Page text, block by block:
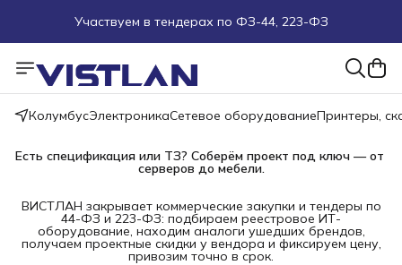
Участвуем в тендерах по ФЗ-44, 223-ФЗ
Пуско-наладочные работы
КолумбусЭлектроникаСетевое оборудованиеПринтеры,
Есть спецификация или ТЗ? Соберём проект под ключ — от
серверов до мебели.
ВИСТЛАН закрывает коммерческие закупки и тендеры по
44-ФЗ и 223-ФЗ: подбираем реестровое ИТ-
оборудование, находим аналоги ушедших брендов,
получаем проектные скидки у вендора и фиксируем цену,
привозим точно в срок.